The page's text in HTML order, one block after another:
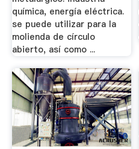
química, energía eléctrica.
se puede utilizar para la
molienda de círculo
abierto, así como ...